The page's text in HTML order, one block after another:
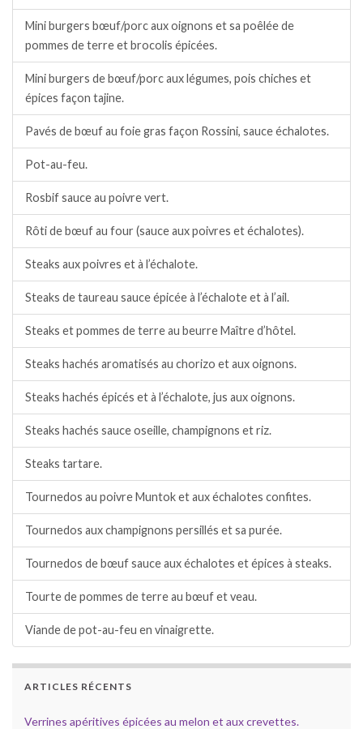
Mini burgers bœuf/porc aux oignons et sa poêlée de
pommes de terre et brocolis épicées.
Mini burgers de bœuf/porc aux légumes, pois chiches et
épices façon tajine.
Pavés de bœuf au foie gras façon Rossini, sauce échalotes.
Pot-au-feu.
Rosbif sauce au poivre vert.
Rôti de bœuf au four (sauce aux poivres et échalotes).
Steaks aux poivres et à l’échalote.
Steaks de taureau sauce épicée à l’échalote et à l’ail.
Steaks et pommes de terre au beurre Maître d’hôtel.
Steaks hachés aromatisés au chorizo et aux oignons.
Steaks hachés épicés et à l’échalote, jus aux oignons.
Steaks hachés sauce oseille, champignons et riz.
Steaks tartare.
Tournedos au poivre Muntok et aux échalotes confites.
Tournedos aux champignons persillés et sa purée.
Tournedos de bœuf sauce aux échalotes et épices à steaks.
Tourte de pommes de terre au bœuf et veau.
Viande de pot-au-feu en vinaigrette.
ARTICLES RÉCENTS
Verrines apéritives épicées au melon et aux crevettes.